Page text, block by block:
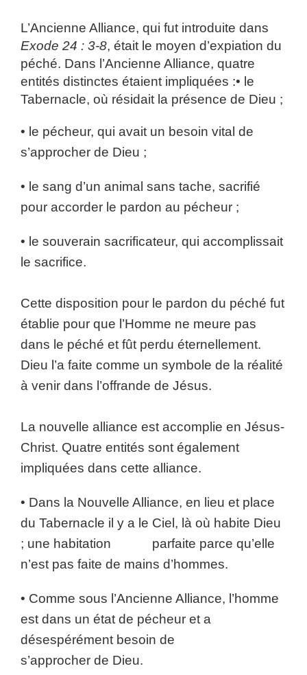
L’Ancienne Alliance, qui fut introduite dans
Exode 24 : 3-8, était le moyen d’expiation du
péché. Dans l’Ancienne Alliance, quatre
entités distinctes étaient impliquées :• le
Tabernacle, où résidait la présence de Dieu ;
• le pécheur, qui avait un besoin vital de
s’approcher de Dieu ;
• le sang d’un animal sans tache, sacrifié
pour accorder le pardon au pécheur ;
• le souverain sacrificateur, qui accomplissait
le sacrifice.
Cette disposition pour le pardon du péché fut
établie pour que l’Homme ne meure pas
dans le péché et fût perdu éternellement.
Dieu l’a faite comme un symbole de la réalité
à venir dans l’offrande de Jésus.
La nouvelle alliance est accomplie en Jésus-
Christ. Quatre entités sont également
impliquées dans cette alliance.
• Dans la Nouvelle Alliance, en lieu et place
du Tabernacle il y a le Ciel, là où habite Dieu
; une habitation parfaite parce qu’elle
n’est pas faite de mains d’hommes.
• Comme sous l’Ancienne Alliance, l’homme
est dans un état de pécheur et a
désespérément besoin de
s’approcher de Dieu.